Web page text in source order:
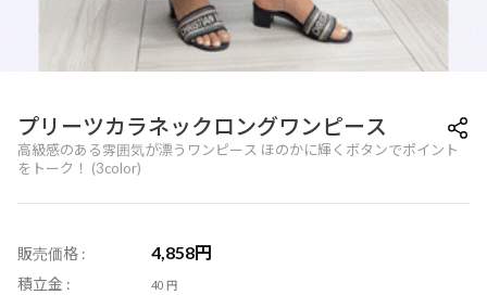
プリーツカラネックロングワンピース
高級感のある雰囲気が漂うワンピース ほのかに輝くボタンでポイント
をトーク！ (3color)
販売価格 : 4,858円
積立金 : 40 円